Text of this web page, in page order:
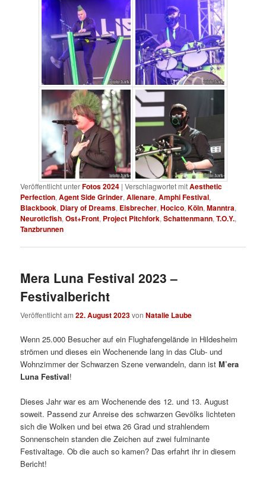
Veröffentlicht unterFotos 2024 |Verschlagwortet mitAesthetic
Perfection,Agent Side Grinder,Alienare,Amphi Festival,
Blackbook, Diary of Dreams, Eisbrecher,Hocico,Köln,Manntra,
Neuroticfish,Ost+Front, Project Pitchfork,Schattenmann,T.O.Y.,
Tanzbrunnen
Mera Luna Festival 2023 –
Festivalbericht
Veröffentlicht am22. August 2023vonNatalie Laube
Wenn 25.000 Besucher auf ein Flughafengelände in Hildesheim
strömen und dieses ein Wochenende lang in das Club- und
Wohnzimmer der Schwarzen Szene verwandeln, dann istM’era
Luna Festival!
Dieses Jahr war es am Wochenende des 12. und 13. August
soweit. Passend zur Anreise des schwarzen Gevölks lichteten
sich die Wolken und bei etwa 26 Grad und strahlendem
Sonnenschein standen die Zeichen auf zwei fulminante
Festivaltage. Ob die auch so kamen? Das erfahrt ihr in diesem
Bericht!